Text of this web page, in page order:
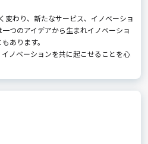
変わり、新たなサービス、イノベーショ
つのアイデアから生まれイノベーショ
あります。
ノベーションを共に起こせることを心